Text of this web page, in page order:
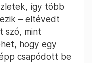
így több
– eltévedt
szó, mint
hogy egy
csapódott be